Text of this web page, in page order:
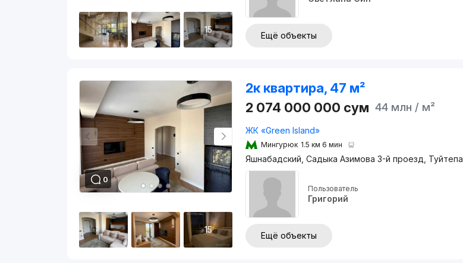
15
Ещё объекты
0
15
2к квартира, 47 м²
2 074 000 000 сум 44 млн / м²
ЖК «Green Island»
Мингурюк 1.5 км 6 мин
Яшнабадский, Садыка Азимова 3-й проезд, Туйтепа
Пользователь
Григорий
Ещё объекты